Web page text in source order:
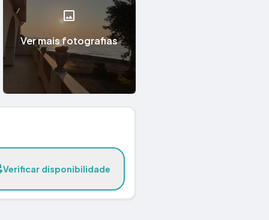
Ver mais fotografias
Verificar disponibilidade